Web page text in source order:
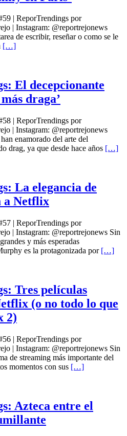
| ReporTrendings por
| Instagram: @reportrejonews
de escribir, reseñar o como se le
[…]
El decepcionante
draga’
| ReporTrendings por
| Instagram: @reportrejonews
enamorado del arte del
drag, ya que desde hace años […]
La elegancia de
a Netflix
| ReporTrendings por
| Instagram: @reportrejonews Sin
y más esperadas
es la protagonizada por […]
Tres películas
(o no todo lo que
2)
| ReporTrendings por
| Instagram: @reportrejonews Sin
de streaming más importante del
momentos con sus […]
Azteca entre el